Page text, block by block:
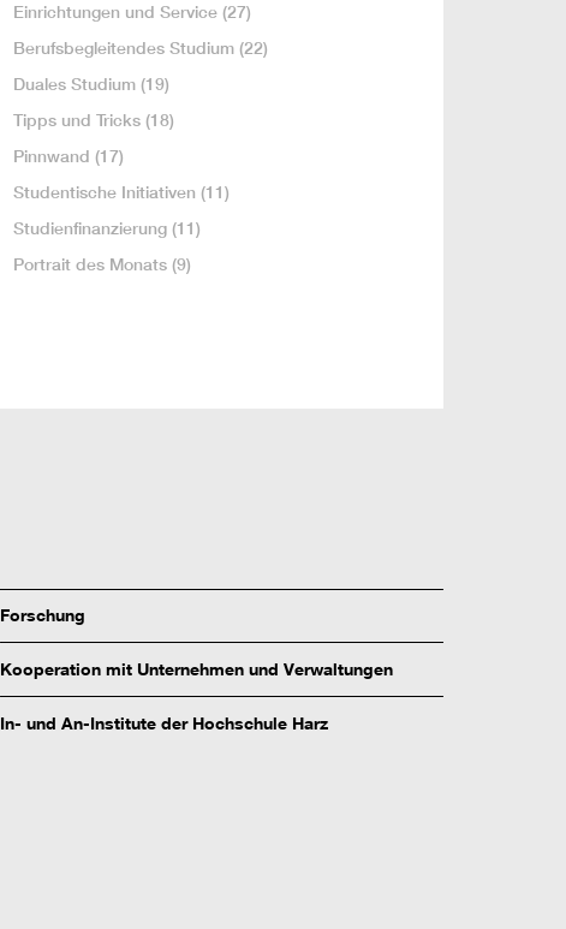
Einrichtungen und Service (27)
Berufsbegleitendes Studium (22)
Duales Studium (19)
Tipps und Tricks (18)
Pinnwand (17)
Studentische Initiativen (11)
Studienfinanzierung (11)
Portrait des Monats (9)
Forschung
Kooperation mit Unternehmen und Verwaltungen
In- und An-Institute der Hochschule Harz